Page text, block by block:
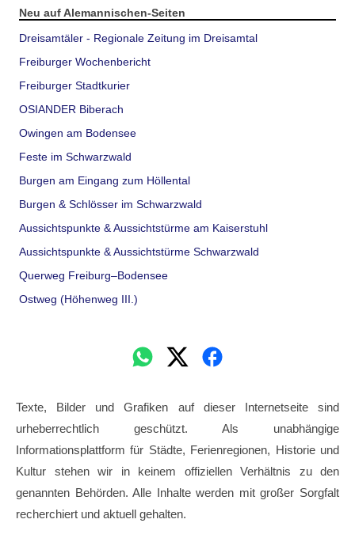
Neu auf Alemannischen-Seiten
Dreisamtäler - Regionale Zeitung im Dreisamtal
Freiburger Wochenbericht
Freiburger Stadtkurier
OSIANDER Biberach
Owingen am Bodensee
Feste im Schwarzwald
Burgen am Eingang zum Höllental
Burgen & Schlösser im Schwarzwald
Aussichtspunkte & Aussichtstürme am Kaiserstuhl
Aussichtspunkte & Aussichtstürme Schwarzwald
Querweg Freiburg–Bodensee
Ostweg (Höhenweg III.)
Texte, Bilder und Grafiken auf dieser Internetseite sind
urheberrechtlich geschützt. Als unabhängige
Informationsplattform für Städte, Ferienregionen, Historie und
Kultur stehen wir in keinem offiziellen Verhältnis zu den
genannten Behörden. Alle Inhalte werden mit großer Sorgfalt
recherchiert und aktuell gehalten.